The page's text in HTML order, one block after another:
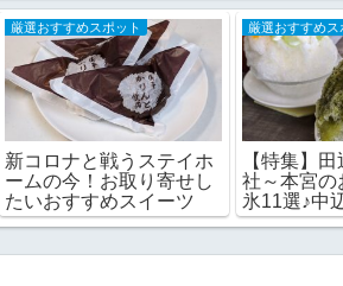
厳選おすすめスポット
新コロナと戦うステイホ
ームの今！お取り寄せし
たいおすすめスイーツ
厳選おすすめス
【特集】
社～本宮の
氷11選♪中